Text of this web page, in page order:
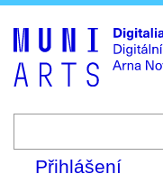
Přihlášení